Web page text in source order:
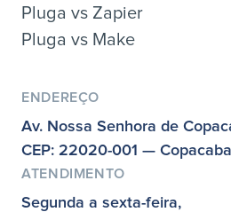
Pluga vs Zapier
Pluga vs Make
ENDEREÇO
Av. Nossa Senhora de
CEP: 22020-001 —
ATENDIMENTO
Segunda a sexta-feira,